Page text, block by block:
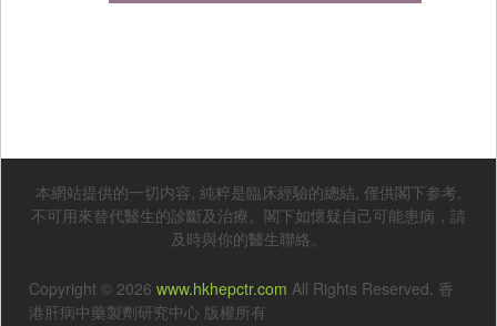
本網站提供的一切内容, 純粹是臨床經驗的總結, 僅供閣下参考,
不可用來替代醫生的診斷及治療。閣下如懷疑自己可能患病，請
及時與你的醫生聯絡。
Copyright © 2026 www.hkhepctr.com All Rights Reserved. 香
港肝病中藥製劑研究中心 版權所有